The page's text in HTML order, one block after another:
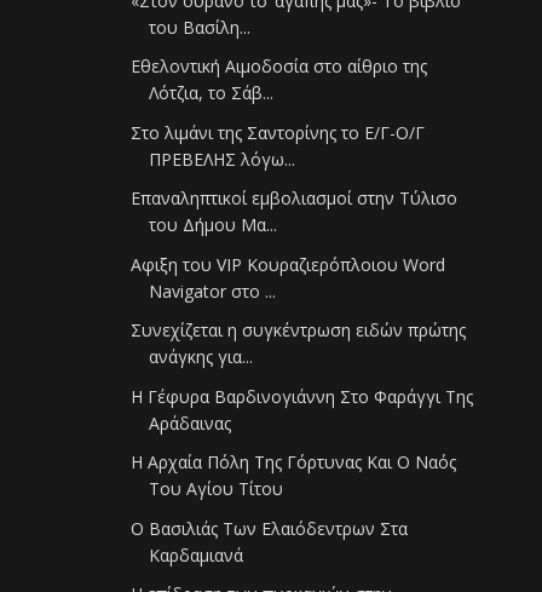
του Βασίλη...
Εθελοντική Αιμοδοσία στο αίθριο της
Λότζια, το Σάβ...
Στο λιμάνι της Σαντορίνης το Ε/Γ-Ο/Γ
ΠΡΕΒΕΛΗΣ λόγω...
Επαναληπτικοί εμβολιασμοί στην Τύλισο
του Δήμου Μα...
Aφιξη του VIP Κουραζιερόπλοιου Word
Navigator στο ...
Συνεχίζεται η συγκέντρωση ειδών πρώτης
ανάγκης για...
Η Γέφυρα Βαρδινογιάννη Στο Φαράγγι Της
Αράδαινας
Η Αρχαία Πόλη Της Γόρτυνας Και Ο Ναός
Του Αγίου Τίτου
Ο Βασιλιάς Των Ελαιόδεντρων Στα
Καρδαμιανά